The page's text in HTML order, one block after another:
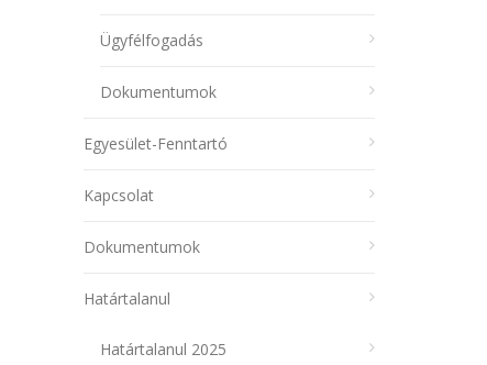
Ügyfélfogadás
Dokumentumok
Egyesület-Fenntartó
Kapcsolat
Dokumentumok
Határtalanul
Határtalanul 2025